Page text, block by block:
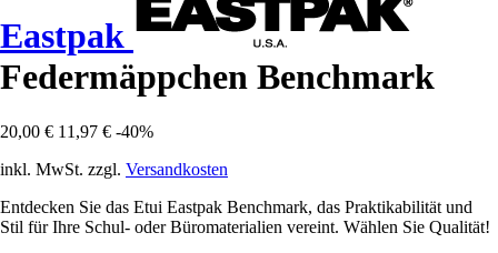
Eastpak
Federmäppchen Benchmark
20,00 € 11,97 € -40%
inkl. MwSt. zzgl. Versandkosten
Entdecken Sie das Etui Eastpak Benchmark, das Praktikabilität und
Stil für Ihre Schul- oder Büromaterialien vereint. Wählen Sie Qualität!